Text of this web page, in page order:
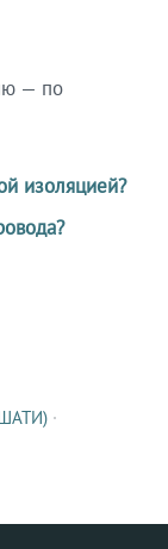
— по
изоляцией?
·